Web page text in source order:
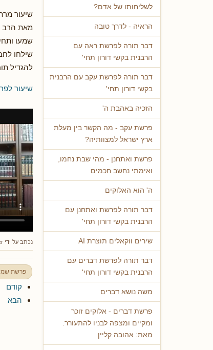
לשליחותו של אדם?
הראיה - לדרך טובה
דבר תורה לפרשת ראה עם
הרבנית בקשי דורון תחי'
דבר תורה לפרשת עקב עם הרבנית
בקשי דורון תחי'
הזכיה באהבת ה'
פרשת עקב - מה הקשר בין מעלת
ארץ ישראל למצוותיה?
פרשת ואתחנן - מהי שבת נחמו,
ואימתי נחשב חכמים
ה' הוא האלוקים
דבר תורה לפרשת ואתחנן עם
הרבנית בקשי דורון תחי'
שירים ווקאלים תוצרת AI
דבר תורה לפרשת דברים עם
הרבנית בקשי דורון תחי'
משה נושא דברים
פרשת דברים - אלוקים זוכר
ומקיים ומצפה לבניו להתעורר.
מאת: אהובה קליין
שיעור
מאת הרב
שמעו
שילחו
להגדיל
שיעור
נכתב על ידי
פרשת
קודם
הבא